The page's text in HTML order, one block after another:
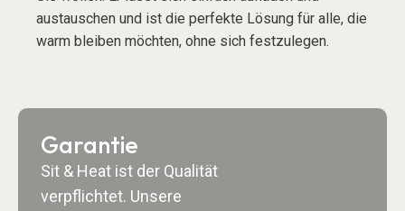
austauschen und ist die perfekte Lösung für alle, die
warm bleiben möchten, ohne sich festzulegen.
Garantie
Sit & Heat ist der Qualität
verpflichtet. Unsere